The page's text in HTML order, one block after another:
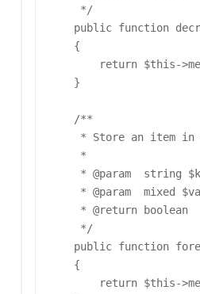
     */
public function
    {
return $this-
    }
    /**
* Store an item in
     *
* @param  string
* @param  mixed
     * @return boolean
     */
public function
    {
return $this-